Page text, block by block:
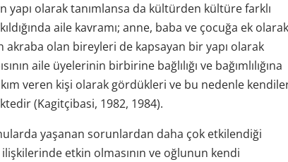
yapı olarak tanımlansa da kültürden kültüre farklı
aile kavramı; anne, baba ve çocuğa ek olarak
akraba olan bireyleri de kapsayan bir yapı olarak
aile üyelerinin birbirine bağlılığı ve bağımlılığına
veren kişi olarak gördükleri ve bu nedenle
(Kagitçibasi, 1982, 1984).
yaşanan sorunlardan daha çok etkilendiği
etkin olmasının ve oğlunun kendi